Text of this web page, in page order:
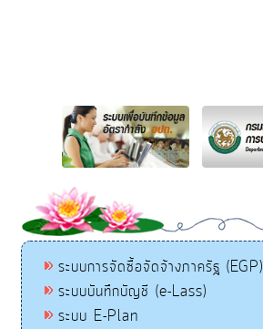
ระบบการจัดซื้อจัดจ้างภาครัฐ (EGP)
ระบบบันทึกบัญชี (e-Lass)
ระบบ E-Plan